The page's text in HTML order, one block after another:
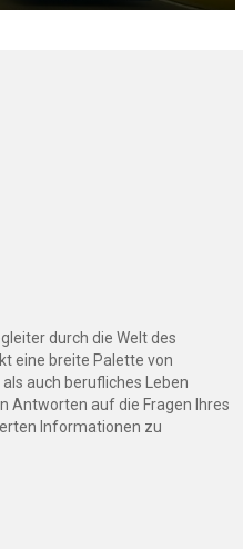
durch die Welt des
eine breite Palette von
auch berufliches Leben
Antworten auf die Fragen Ihres
Informationen zu